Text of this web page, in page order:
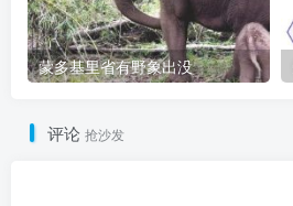
蒙多基里省有野象出没
评论 抢沙发